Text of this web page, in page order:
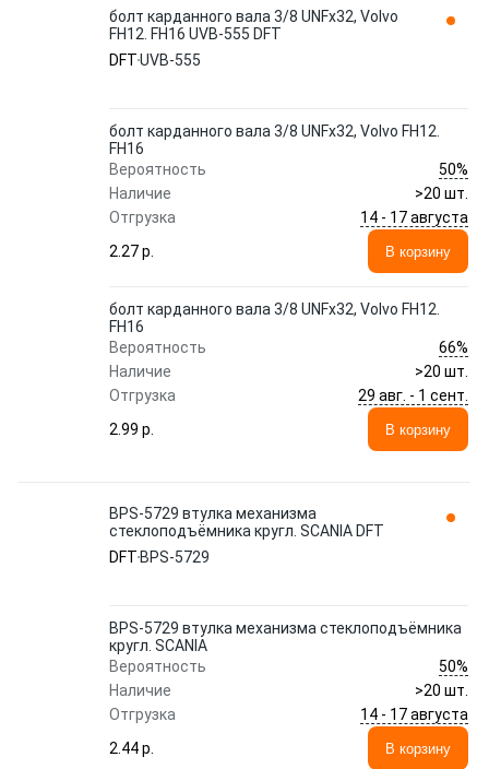
болт карданного вала 3/8 UNFx32, Volvo
FH12. FH16 UVB-555 DFT
DFTUVB-555
болт карданного вала 3/8 UNFx32, Volvo FH12.
FH16
Вероятность
50%
Наличие
>20 шт.
Отгрузка
14 - 17 августа
2.27 p.
В корзину
болт карданного вала 3/8 UNFx32, Volvo FH12.
FH16
Вероятность
66%
Наличие
>20 шт.
Отгрузка
29 авг. - 1 сент.
2.99 p.
В корзину
BPS-5729 втулка механизма
стеклоподъёмника кругл. SCANIA DFT
DFT BPS-5729
BPS-5729 втулка механизма стеклоподъёмника
кругл. SCANIA
Вероятность
50%
Наличие
>20 шт.
Отгрузка
14 - 17 августа
2.44 p.
В корзину